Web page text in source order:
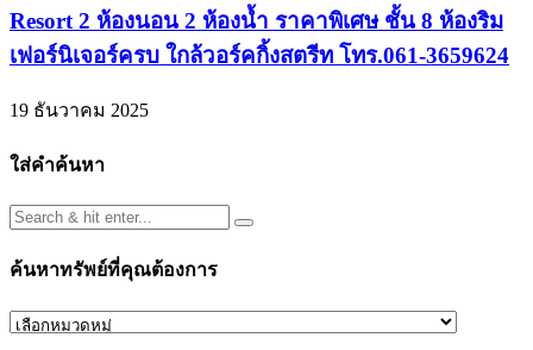
Resort 2 ห้องนอน 2 ห้องน้ำ ราคาพิเศษ ชั้น 8 ห้องริม
เฟอร์นิเจอร์ครบ ใกล้วอร์คกิ้งสตรีท โทร.061-3659624
19 ธันวาคม 2025
ใส่คำค้นหา
ค้นหาทรัพย์ที่คุณต้องการ
ค้นหา